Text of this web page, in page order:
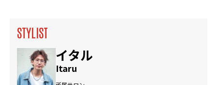
STYLIST
イタル
Itaru